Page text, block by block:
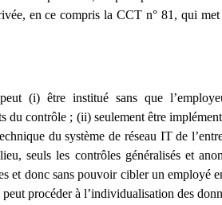
en ce compris la CCT n° 81, qui
(i) être institué sans que
du contrôle ; (ii) seulement être
du système de réseau IT de
seuls les contrôles généralisés et
et donc sans pouvoir cibler un employé
procéder à l’individualisation des